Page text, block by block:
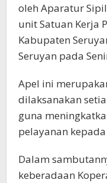
oleh Aparatur
unit Satuan Kerja
Kabupaten
Seruyan pada
Apel ini
dilaksanakan
guna
pelayanan
Dalam
keberadaan